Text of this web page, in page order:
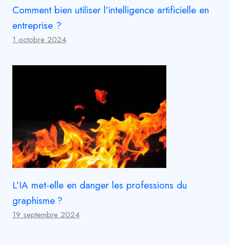
Comment bien utiliser l’intelligence artificielle en
entreprise ?
1 octobre 2024
L’IA met-elle en danger les professions du
graphisme ?
19 septembre 2024